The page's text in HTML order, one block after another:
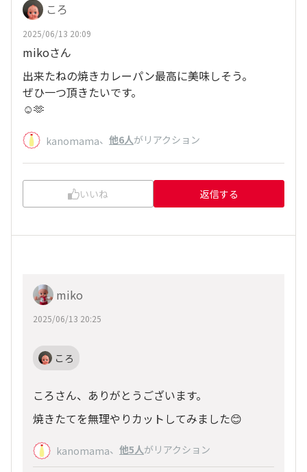
ころ
2025/06/13 20:09
mikoさん
出来たねの焼きカレーパン最高に美味しそう。
ぜひ一つ頂きたいです。
☺️🫶
kanomama、 他6人がリアクション
いいね 返信する
miko
2025/06/13 20:25
ころ
ころさん、ありがとうございます。
焼きたてを無理やりカットしてみました😊
kanomama、 他5人がリアクション